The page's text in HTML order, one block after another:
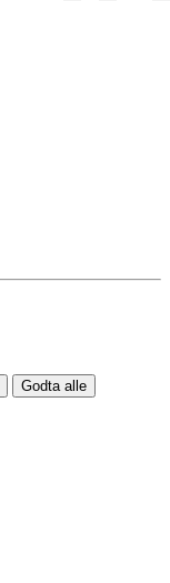
Godta alle